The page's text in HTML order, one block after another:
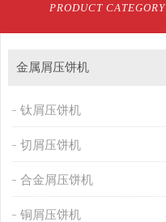
PRODUCT CATEGORY
金属屑压饼机
钛屑压饼机
切屑压饼机
合金屑压饼机
铜屑压饼机